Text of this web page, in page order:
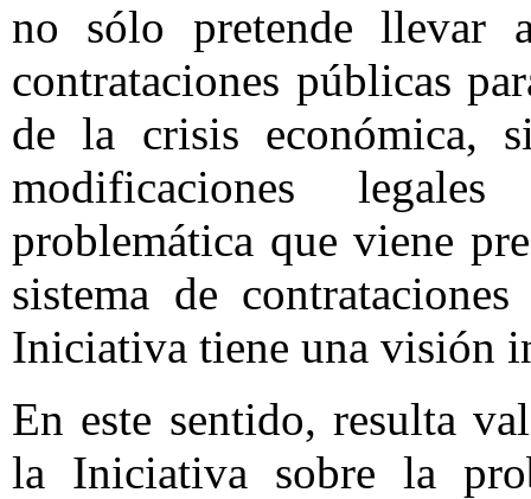
no sólo pretende llevar
contrataciones públicas
de la crisis económica,
modificaciones
problemática que viene
sistema de
Iniciativa tiene una visión
En este sentido, resulta
la Iniciativa sobre la